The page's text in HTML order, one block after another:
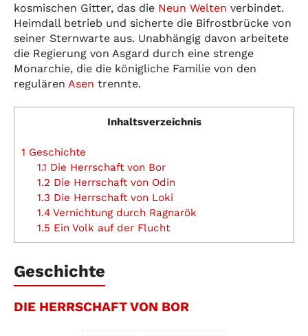
kosmischen Gitter, das die Neun Welten verbindet.
Heimdall betrieb und sicherte die Bifrostbrücke von
seiner Sternwarte aus. Unabhängig davon arbeitete
die Regierung von Asgard durch eine strenge
Monarchie, die die königliche Familie von den
regulären Asen trennte.
Inhaltsverzeichnis
1 Geschichte
1.1 Die Herrschaft von Bor
1.2 Die Herrschaft von Odin
1.3 Die Herrschaft von Loki
1.4Vernichtung durch Ragnarök
1.5 Ein Volk auf der Flucht
Geschichte
DIE HERRSCHAFT VON BOR